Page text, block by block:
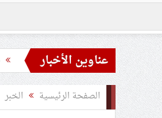
عناوين الأخبار
55
الصفحة الرئيسية الخبر